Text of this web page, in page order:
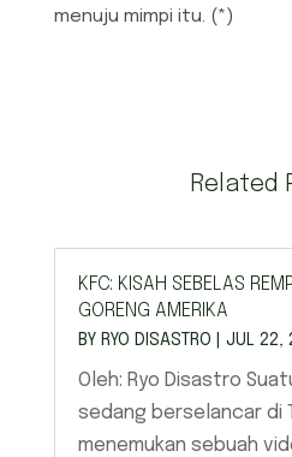
menuju mimpi itu. (*)
Related
KFC: KISAH SEBELAS
GORENG AMERIKA
BY RYO DISASTRO JUL 22,
Oleh: Ryo Disastro
sedang berselancar di
menemukan sebuah